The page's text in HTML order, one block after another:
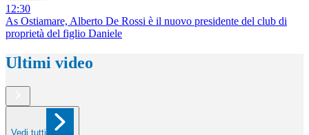
12:30
As Ostiamare, Alberto De Rossi è il nuovo presidente del club di
proprietà del figlio Daniele
Ultimi video
Vedi tutti